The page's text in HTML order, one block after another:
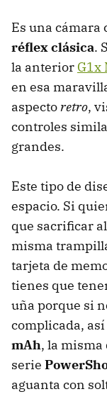
Es una cámara
réflex clásica.
la anterior G1x
en esa
aspectoretro,
controles
grandes.
Este tipo de
espacio. Si
que sacrificar
misma
tarjeta de
tienes que
uña porque si
complicada,
mAh, la misma
serie
aguanta con